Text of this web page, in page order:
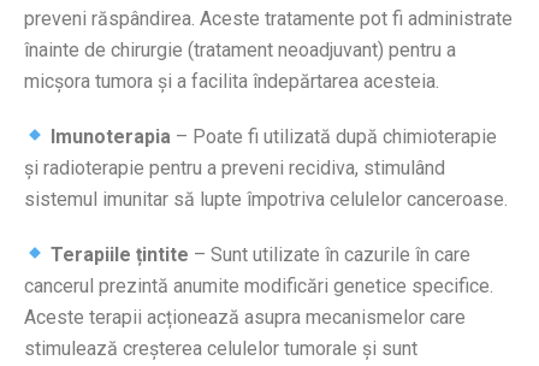
preveni răspândirea. Aceste tratamente pot fi administrate
înainte de chirurgie (tratament neoadjuvant) pentru a
micșora tumora și a facilita îndepărtarea acesteia.
Imunoterapia – Poate fi utilizată după chimioterapie
și radioterapie pentru a preveni recidiva, stimulând
sistemul imunitar să lupte împotriva celulelor canceroase.
Terapiile țintite – Sunt utilizate în cazurile în care
cancerul prezintă anumite modificări genetice specifice.
Aceste terapii acționează asupra mecanismelor care
stimulează creșterea celulelor tumorale și sunt